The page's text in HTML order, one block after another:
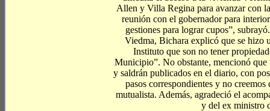
Allen y Villa Regina para avanzar con
reunión con el gobernador para
gestiones para lograr cupos”,
Viedma, Bichara explicó que se hizo
Instituto que son no tener
Municipio”. No obstante, mencionó
y saldrán publicados en el diario, con
pasos correspondientes y no
mutualista. Además, agradeció el
y del ex ministro